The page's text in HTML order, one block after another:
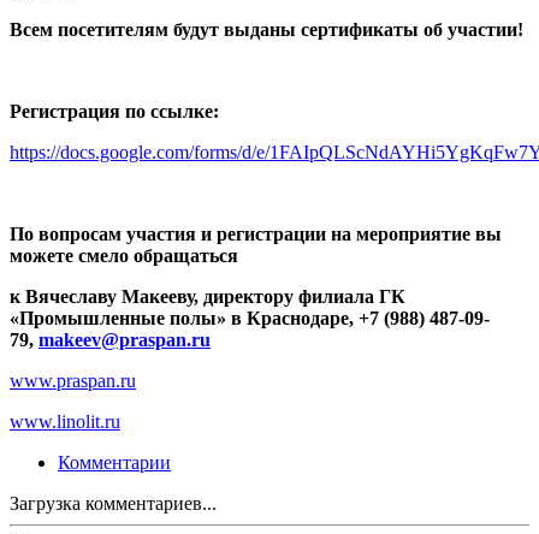
Всем посетителям будут выданы сертификаты об участии!
Регистрация по ссылке:
https://docs.google.com/forms/d/e/
По вопросам участия и регистрации на мероприятие вы
можете смело обращаться
к Вячеславу Макееву, директору филиала ГК
«Промышленные полы» в Краснодаре, +7 (988) 487-09-
79, makeev@praspan.ru
www.praspan.ru
www.linolit.ru
Комментарии
Загрузка комментариев...